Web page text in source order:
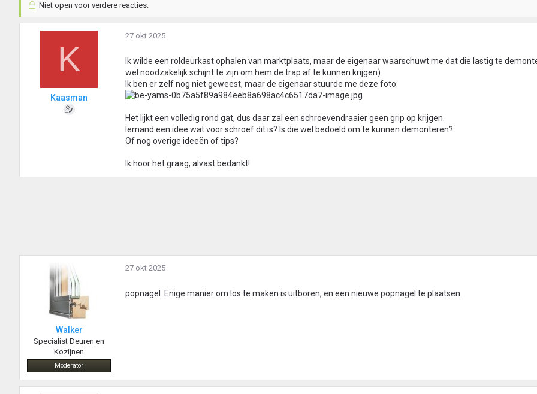
Niet open voor verdere reacties.
K
Kaasman
27 okt 2025
Ik wilde een roldeurkast ophalen van marktplaats, maar de eigenaar waarschuwt me dat die lastig te
wel noodzakelijk schijnt te zijn om hem de trap af te kunnen krijgen).
Ik ben er zelf nog niet geweest, maar de eigenaar stuurde me deze foto:
Het lijkt een volledig rond gat, dus daar zal een schroevendraaier geen grip op krijgen.
Iemand een idee wat voor schroef dit is? Is die wel bedoeld om te kunnen demonteren?
Of nog overige ideeën of tips?
Ik hoor het graag, alvast bedankt!
Walker
Specialist Deuren en
Kozijnen
Moderator
27 okt 2025
popnagel. Enige manier om los te maken is uitboren, en een nieuwe popnagel te plaatsen.